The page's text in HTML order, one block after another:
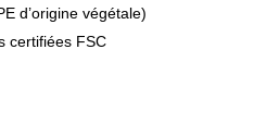
d’origine végétale)
certifiées FSC